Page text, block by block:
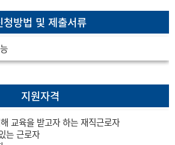
청방법 및 제출서류
지원자격
교육을 받고자 하는 재직근로자
는 근로자